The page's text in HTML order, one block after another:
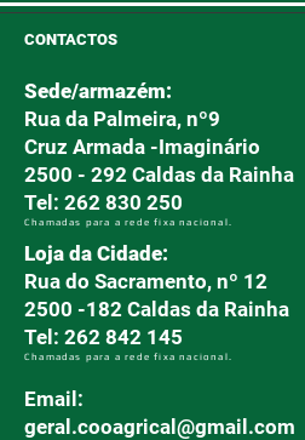
CONTACTOS
Sede/armazém:
Rua da Palmeira, nº9
Cruz Armada -Imaginário
2500 - 292 Caldas da Rainha
Tel: 262 830 250
Chamadas para a rede fixa nacional.
Loja da Cidade:
Rua do Sacramento, nº 12
2500 -182 Caldas da Rainha
Tel: 262 842 145
Chamadas para a rede fixa nacional.
Email:
geral.cooagrical@gmail.com